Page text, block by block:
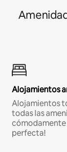
Alojamientos
Alojamientos
todas las
cómodamente
perfecta!